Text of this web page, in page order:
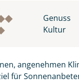
Genuss
Kultur
angenehmen
für